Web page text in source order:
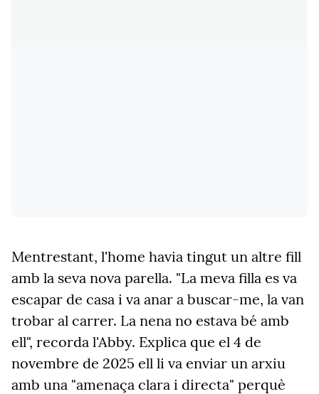
Mentrestant, l'home havia tingut un altre fill
amb la seva nova parella. "La meva filla es va
escapar de casa i va anar a buscar-me, la van
trobar al carrer. La nena no estava bé amb
ell", recorda l'Abby. Explica que el 4 de
novembre de 2025 ell li va enviar un arxiu
amb una "amenaça clara i directa" perquè